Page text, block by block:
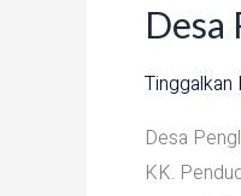
Desa
Desa
KK.